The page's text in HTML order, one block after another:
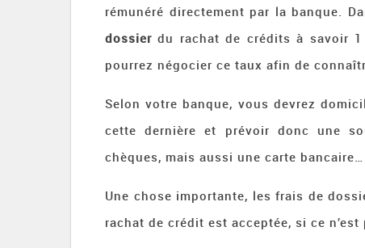
rémunéré directement par la banque.
dossier du rachat de crédits à savoir
pourrez négocier ce taux afin de
Selon votre banque, vous devrez
cette dernière et prévoir donc une
chèques, mais aussi une carte bancaire…
Une chose importante, les frais de
rachat de crédit est acceptée, si ce